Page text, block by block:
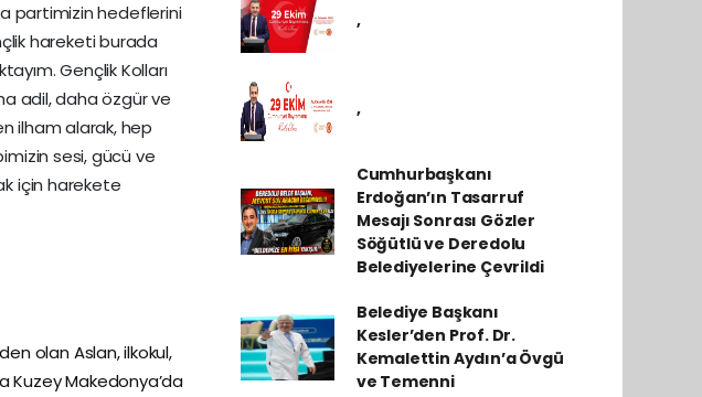
partimizin hedeflerini
hareketi burada
Gençlik Kolları
adil, daha özgür ve
ilham alarak, hep
sesi, gücü ve
için harekete
olan Aslan, ilkokul,
Kuzey Makedonya’da
,
,
Cumhurbaşkanı
Erdoğan’ın Tasarruf
Mesajı Sonrası Gözler
Söğütlü ve Deredolu
Belediyelerine Çevrildi
Belediye Başkanı
Kesler’den Prof. Dr.
Kemalettin Aydın’a Övgü
ve Temenni